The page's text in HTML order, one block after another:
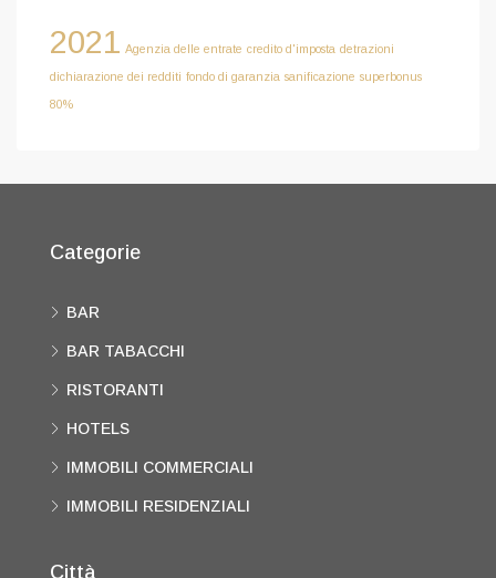
2021 Agenzia delle entrate credito d'imposta detrazioni
dichiarazione dei redditi fondo di garanzia sanificazione superbonus
80%
Categorie
BAR
BAR TABACCHI
RISTORANTI
HOTELS
IMMOBILI COMMERCIALI
IMMOBILI RESIDENZIALI
Città